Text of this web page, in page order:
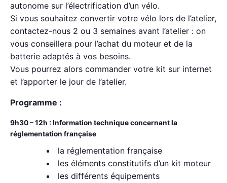
autonome sur l’électrification d’un vélo.
Si vous souhaitez convertir votre vélo lors de l’atelier,
contactez-nous 2 ou 3 semaines avant l’atelier : on
vous conseillera pour l’achat du moteur et de la
batterie adaptés à vos besoins.
Vous pourrez alors commander votre kit sur internet
et l’apporter le jour de l’atelier.
Programme :
9h30 – 12h : Information technique concernant la
réglementation française
la réglementation française
les éléments constitutifs d’un kit moteur
les différents équipements